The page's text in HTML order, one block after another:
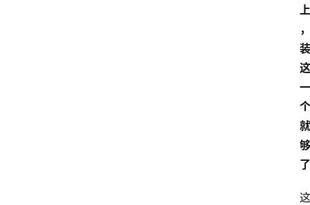
上
，
装
这
一
个
就
够
了
这